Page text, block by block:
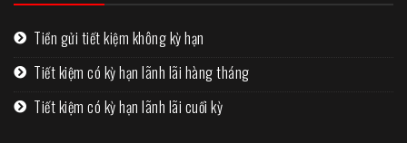
Tiền gửi tiết kiệm không kỳ hạn
Tiết kiệm có kỳ hạn lãnh lãi hàng tháng
Tiết kiệm có kỳ hạn lãnh lãi cuối kỳ